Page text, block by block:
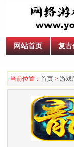
网站首页 复古
当前位置： 首页 > 游戏